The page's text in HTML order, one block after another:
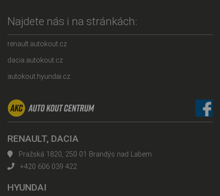
Najdete nás i na stránkách:
renault.autokout.cz
dacia.autokout.cz
autokout.hyundai.cz
RENAULT, DACIA
Pražská 1820, 250 01 Brandýs nad Labem
+420 606 039 422
HYUNDAI